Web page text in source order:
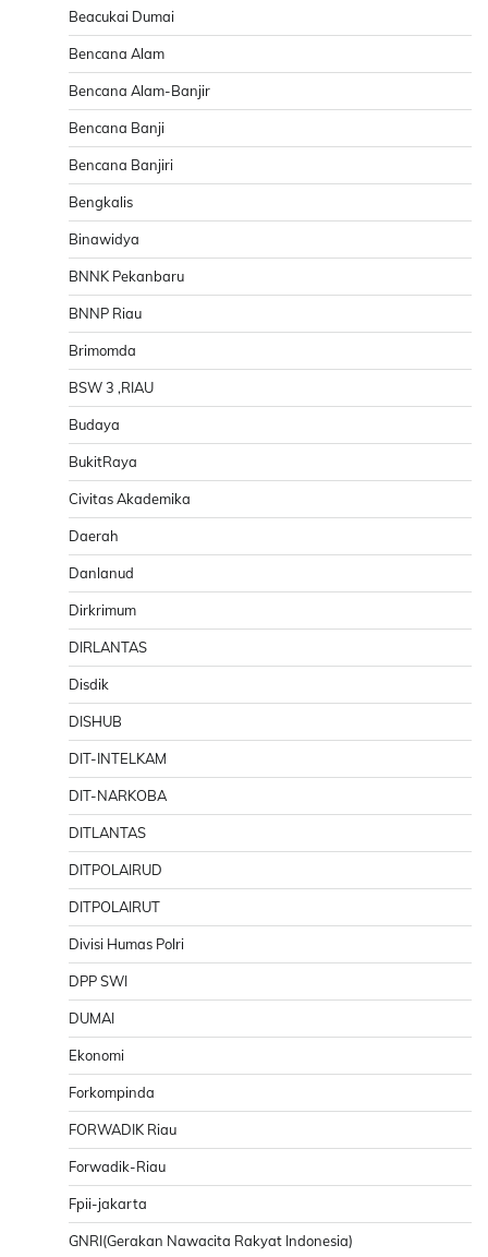
Beacukai Dumai
Bencana Alam
Bencana Alam-Banjir
Bencana Banji
Bencana Banjiri
Bengkalis
Binawidya
BNNK Pekanbaru
BNNP Riau
Brimomda
BSW 3 ,RIAU
Budaya
BukitRaya
Civitas Akademika
Daerah
Danlanud
Dirkrimum
DIRLANTAS
Disdik
DISHUB
DIT-INTELKAM
DIT-NARKOBA
DITLANTAS
DITPOLAIRUD
DITPOLAIRUT
Divisi Humas Polri
DPP SWI
DUMAI
Ekonomi
Forkompinda
FORWADIK Riau
Forwadik-Riau
Fpii-jakarta
GNRI(Gerakan Nawacita Rakyat Indonesia)